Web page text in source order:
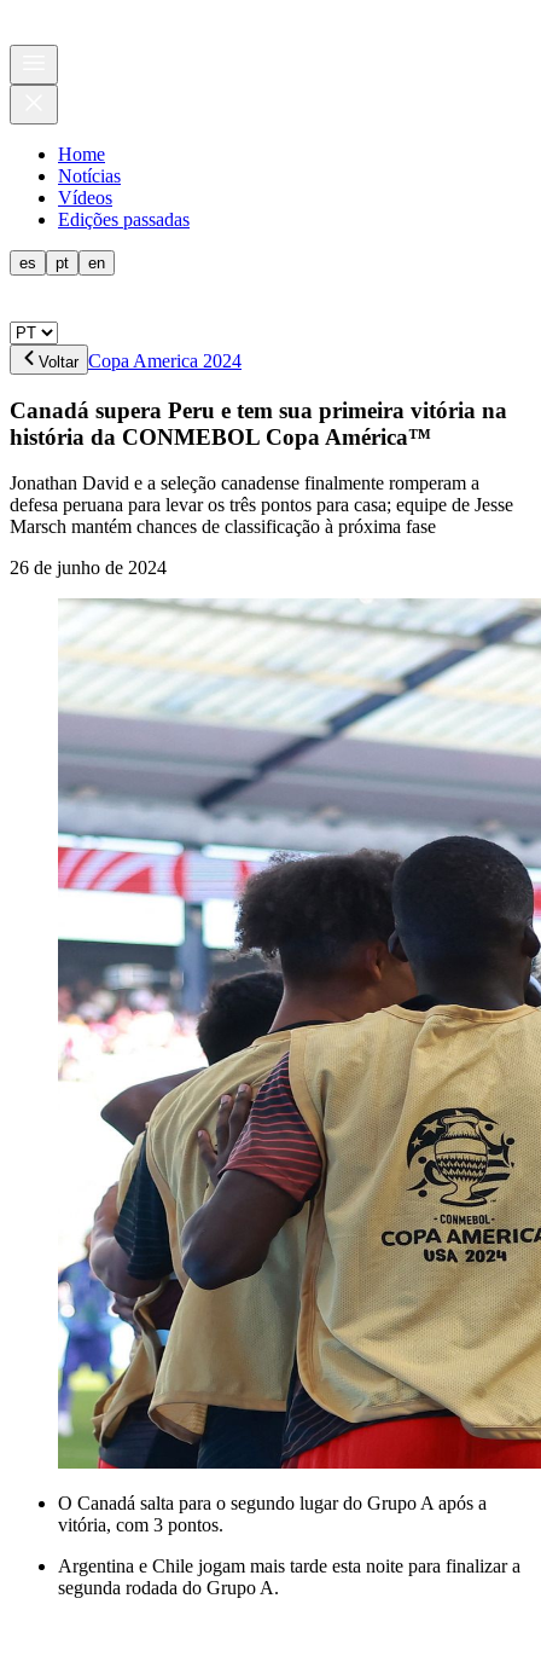
Home
Notícias
Vídeos
Edições passadas
es pt en
Voltar Copa America 2024
Canadá supera Peru e tem sua primeira vitória na
história da CONMEBOL Copa América™
Jonathan David e a seleção canadense finalmente romperam a
defesa peruana para levar os três pontos para casa; equipe de Jesse
Marsch mantém chances de classificação à próxima fase
26 de junho de 2024
O Canadá salta para o segundo lugar do Grupo A após a
vitória, com 3 pontos.
Argentina e Chile jogam mais tarde esta noite para finalizar a
segunda rodada do Grupo A.